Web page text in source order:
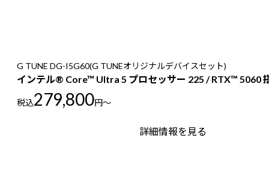
G TUNE DG-I5G60(G TUNEオリジナルデバイスセット)
インテル® Core™ Ultra 5 プロセッサー 225 / RTX™ 5060
税込279,800円～
詳細情報を見る